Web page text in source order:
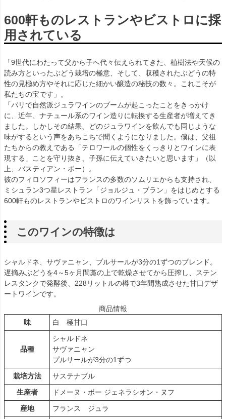
600軒ものレストランやビストロに採
用されている
「9世代にわたって父から子へ代々伝えられてきた、植樹法や天候の
読み方といったぶどう栽培の極意、そして、収穫されたぶどうの特
性の見極め方やそれに応じた細かい醸造の秘技の数々。これこそが
私たちの宝です」。
「パリで自然派ジュラワインのブームが起こったことをきっかけ
に、近年、ナチュール系のワイン造りに転換する生産者が増えてき
ました。しかしその結果、どのジュラワインを飲んでも同じような
味がするという声をあちこちで聞くようになりました。僕は、父祖
たちからの教えである「テロワールの個性をくっきりとワインに表
現する」ことを守り抜き、子孫に伝えていきたいと思います」（以
上、バスティアン・ボー）。
彼のフィロソフィーはフランスの多数のソムリエからも支持され、
ミシュラン3つ星レストラン「ジョルジュ・ブラン」をはじめとする
600軒ものレストランやビストロのワインリストを飾っています。
このワインの特徴は
シャルドネ、サヴァニャン、プルサールが3分の1ずつのブレンド。
遅摘みぶどうを4～5ヶ月間藁の上で乾燥させてから圧搾し、ステン
レスタンクで発酵後、228リットルの樽で3年間熟成させた甘口デザ
ートワインです。
商品情報
味
白 極甘口
品種
シャルドネ
サヴァニャン
プルサールが3分の1ずつ
栽培方法
サステナブル
生産者
ドメーヌ・ボー ジェネラシオン・ヌフ
産地
フランス ジュラ